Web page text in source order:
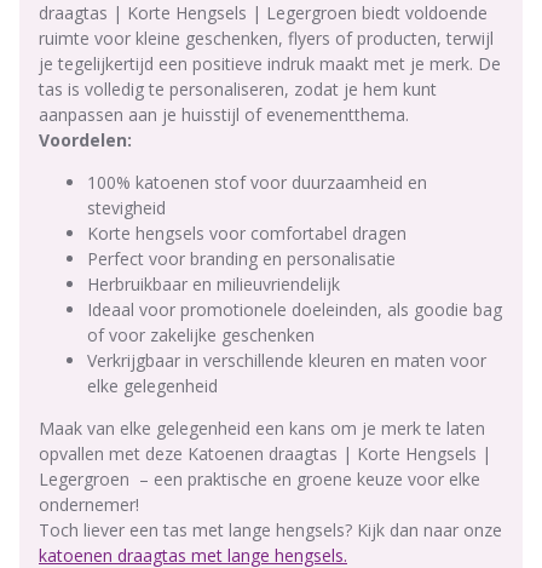
draagtas | Korte Hengsels | Legergroen biedt voldoende
ruimte voor kleine geschenken, flyers of producten, terwijl
je tegelijkertijd een positieve indruk maakt met je merk. De
tas is volledig te personaliseren, zodat je hem kunt
aanpassen aan je huisstijl of evenementthema.
Voordelen:
100% katoenen stof voor duurzaamheid en
stevigheid
Korte hengsels voor comfortabel dragen
Perfect voor branding en personalisatie
Herbruikbaar en milieuvriendelijk
Ideaal voor promotionele doeleinden, als goodie bag
of voor zakelijke geschenken
Verkrijgbaar in verschillende kleuren en maten voor
elke gelegenheid
Maak van elke gelegenheid een kans om je merk te laten
opvallen met deze Katoenen draagtas | Korte Hengsels |
Legergroen – een praktische en groene keuze voor elke
ondernemer!
Toch liever een tas met lange hengsels? Kijk dan naar onze
katoenen draagtas met lange hengsels.